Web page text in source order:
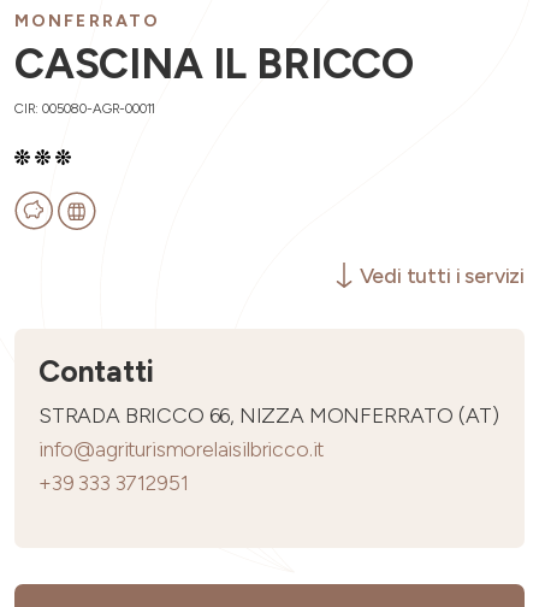
MONFERRATO
CASCINA IL BRICCO
CIR: 005080-AGR-00011
Vedi tutti i servizi
Contatti
STRADA BRICCO 66, NIZZA MONFERRATO (AT)
info@agriturismorelaisilbricco.it
+39 333 3712951